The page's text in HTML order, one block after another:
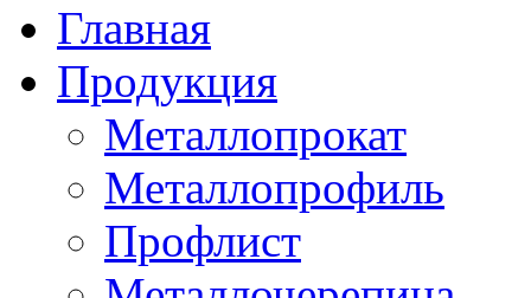
Главная
Продукция
Металлопрокат
Металлопрофиль
Профлист